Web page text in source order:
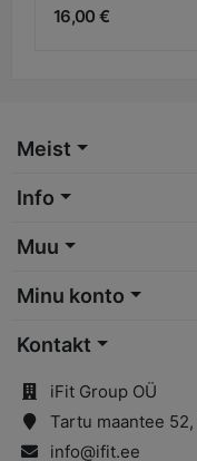
16,00 €
Meist
Info
Muu
Minu konto
Kontakt
iFit Group OÜ
Tartu maantee 52,
info@ifit.ee